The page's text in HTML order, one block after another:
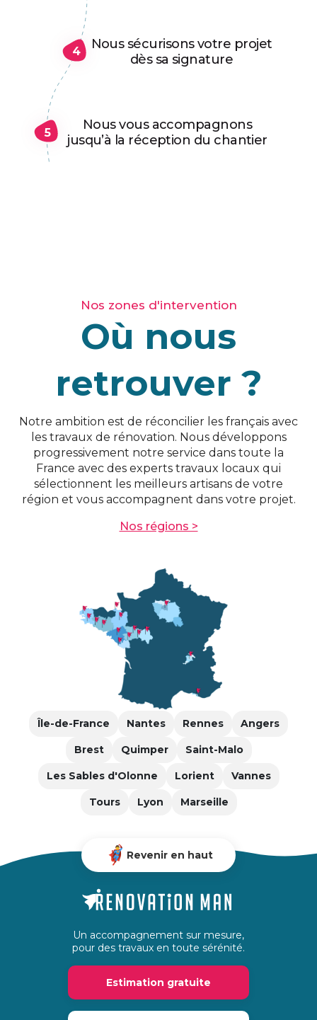
4
Nous sécurisons votre projet
dès sa signature
5
Nous vous accompagnons
jusqu’à la réception du chantier
Nos zones d'intervention
Où nous
retrouver ?
Notre ambition est de réconcilier les français avec
les travaux de rénovation. Nous développons
progressivement notre service dans toute la
France avec des experts travaux locaux qui
sélectionnent les meilleurs artisans de votre
région et vous accompagnent dans votre projet.
Nos régions >
Île-de-France Nantes Rennes Angers
Brest Quimper Saint-Malo
Les Sables d'Olonne Lorient Vannes
Tours Lyon Marseille
Revenir en haut
Un accompagnement sur mesure,
pour des travaux en toute sérénité.
Estimation gratuite